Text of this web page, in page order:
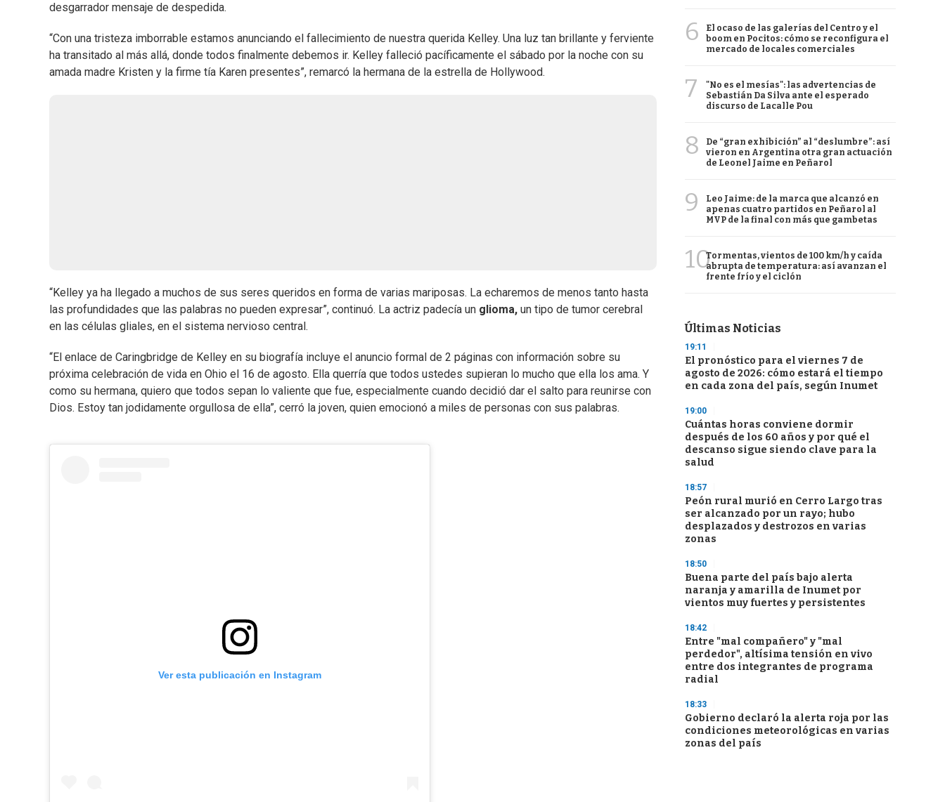
desgarrador mensaje de despedida.
“Con una tristeza imborrable estamos anunciando el fallecimiento de nuestra querida Kelley. Una luz tan brillante y ferviente
ha transitado al más allá, donde todos finalmente debemos ir. Kelley falleció pacíficamente el sábado por la noche con su
amada madre Kristen y la firme tía Karen presentes”, remarcó la hermana de la estrella de Hollywood.
“Kelley ya ha llegado a muchos de sus seres queridos en forma de varias mariposas. La echaremos de menos tanto hasta
las profundidades que las palabras no pueden expresar”, continuó. La actriz padecía un glioma, un tipo de tumor cerebral
en las células gliales, en el sistema nervioso central.
“El enlace de Caringbridge de Kelley en su biografía incluye el anuncio formal de 2 páginas con información sobre su
próxima celebración de vida en Ohio el 16 de agosto. Ella querría que todos ustedes supieran lo mucho que ella los ama. Y
como su hermana, quiero que todos sepan lo valiente que fue, especialmente cuando decidió dar el salto para reunirse con
Dios. Estoy tan jodidamente orgullosa de ella”, cerró la joven, quien emocionó a miles de personas con sus palabras.
Ver esta publicación en Instagram
6
El ocaso de las galerías del Centro y el
boom en Pocitos: cómo se reconfigura el
mercado de locales comerciales
7
"No es el mesías": las advertencias de
Sebastián Da Silva ante el esperado
discurso de Lacalle Pou
8
De “gran exhibición” al “deslumbre”: así
vieron en Argentina otra gran actuación
de Leonel Jaime en Peñarol
9
Leo Jaime: de la marca que alcanzó en
apenas cuatro partidos en Peñarol al
MVP de la final con más que gambetas
10Tormentas, vientos de 100 km/h y caída
abrupta de temperatura: así avanzan el
frente frío y el ciclón
Últimas Noticias
19:11
El pronóstico para el viernes 7 de
agosto de 2026: cómo estará el tiempo
en cada zona del país, según Inumet
19:00
Cuántas horas conviene dormir
después de los 60 años y por qué el
descanso sigue siendo clave para la
salud
18:57
Peón rural murió en Cerro Largo tras
ser alcanzado por un rayo; hubo
desplazados y destrozos en varias
zonas
18:50
Buena parte del país bajo alerta
naranja y amarilla de Inumet por
vientos muy fuertes y persistentes
18:42
Entre "mal compañero" y "mal
perdedor", altísima tensión en vivo
entre dos integrantes de programa
radial
18:33
Gobierno declaró la alerta roja por las
condiciones meteorológicas en varias
zonas del país